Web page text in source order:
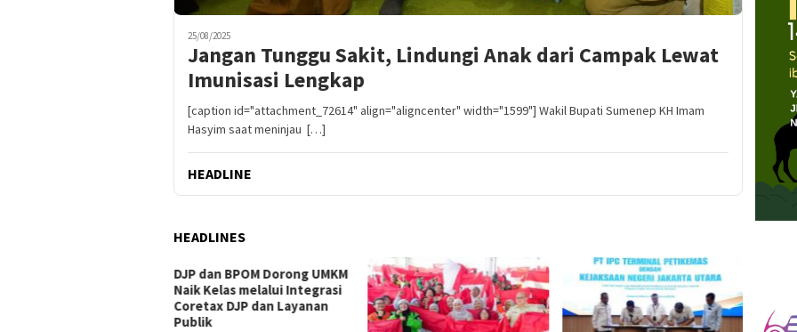
25/08/2025
Jangan Tunggu Sakit, Lindungi Anak dari Campak Lewat
Imunisasi Lengkap
[caption id="attachment_72614" align="aligncenter" width="1599"] Wakil Bupati Sumenep KH Imam
Hasyim saat meninjau […]
HEADLINE
HEADLINES
DJP dan BPOM Dorong UMKM
Naik Kelas melalui Integrasi
Coretax DJP dan Layanan
Publik